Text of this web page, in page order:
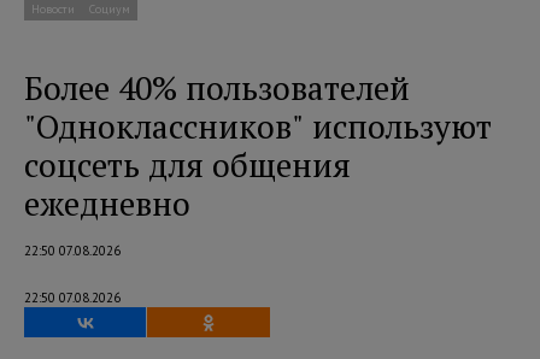
Новости Социум
Более 40% пользователей
"Одноклассников" используют
соцсеть для общения
ежедневно
22:50 07.08.2026
22:50 07.08.2026